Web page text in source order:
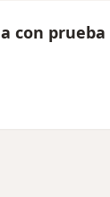
con prueba